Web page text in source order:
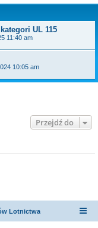
UL 115
11:40 am
10:05 am
Przejdź do
Lotnictwa